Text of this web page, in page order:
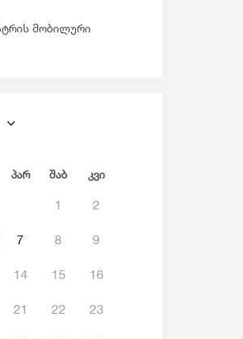
Უზრუნველყოფა
მობილური
Პარ Შაბ Კვი
1 2
7 8 9
14 15 16
21 22 23